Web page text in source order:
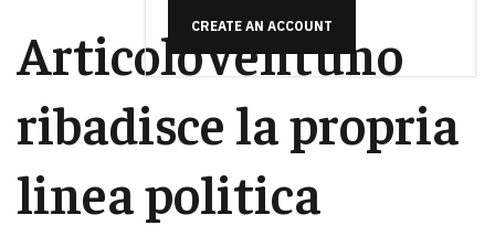
CREATE AN ACCOUNT
ArticoloVentuno
ribadisce la propria
linea politica